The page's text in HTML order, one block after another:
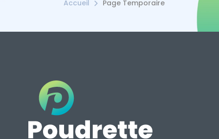
Accueil Page Temporaire